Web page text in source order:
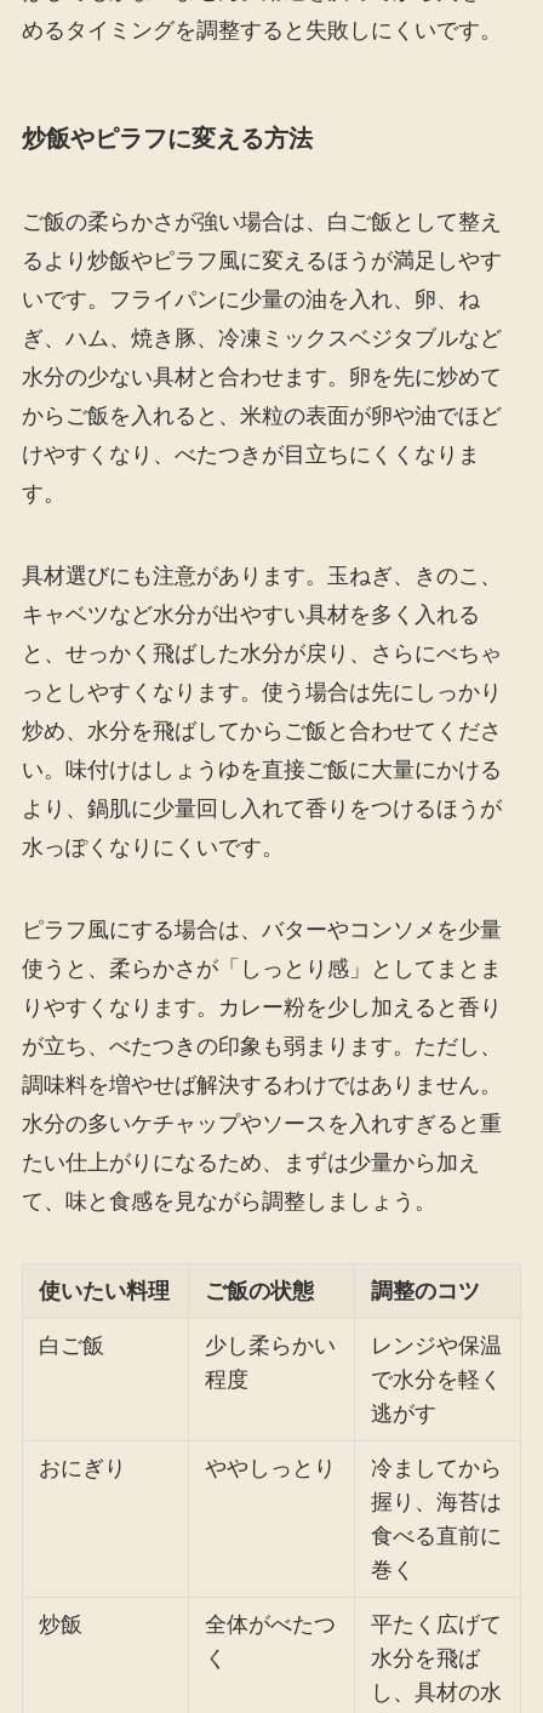
めるタイミングを調整すると失敗しにくいです。
炒飯やピラフに変える方法
ご飯の柔らかさが強い場合は、白ご飯として整え
るより炒飯やピラフ風に変えるほうが満足しやす
いです。フライパンに少量の油を入れ、卵、ね
ぎ、ハム、焼き豚、冷凍ミックスベジタブルなど
水分の少ない具材と合わせます。卵を先に炒めて
からご飯を入れると、米粒の表面が卵や油でほど
けやすくなり、べたつきが目立ちにくくなりま
す。
具材選びにも注意があります。玉ねぎ、きのこ、
キャベツなど水分が出やすい具材を多く入れる
と、せっかく飛ばした水分が戻り、さらにべちゃ
っとしやすくなります。使う場合は先にしっかり
炒め、水分を飛ばしてからご飯と合わせてくださ
い。味付けはしょうゆを直接ご飯に大量にかける
より、鍋肌に少量回し入れて香りをつけるほうが
水っぽくなりにくいです。
ピラフ風にする場合は、バターやコンソメを少量
使うと、柔らかさが「しっとり感」としてまとま
りやすくなります。カレー粉を少し加えると香り
が立ち、べたつきの印象も弱まります。ただし、
調味料を増やせば解決するわけではありません。
水分の多いケチャップやソースを入れすぎると重
たい仕上がりになるため、まずは少量から加え
て、味と食感を見ながら調整しましょう。
使いたい料理 ご飯の状態 調整のコツ
白ご飯
少し柔らかい
程度
レンジや保温
で水分を軽く
逃がす
おにぎり ややしっとり
冷ましてから
握り、海苔は
食べる直前に
巻く
炒飯
全体がべたつ
く
平たく広げて
水分を飛ば
し、具材の水